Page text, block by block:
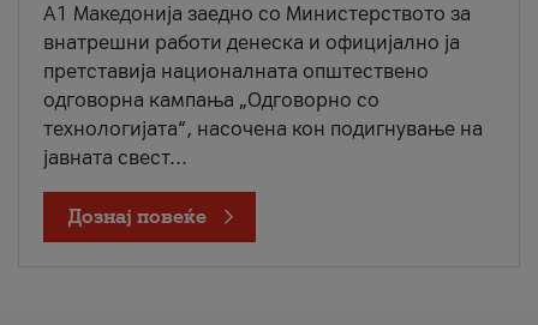
A1 Македонија заедно со Министерството за
внатрешни работи денеска и официјално ја
претставија националната општествено
одговорна кампања „Одговорно со
технологијата“, насочена кон подигнување на
јавната свест...
Дознај повеќе